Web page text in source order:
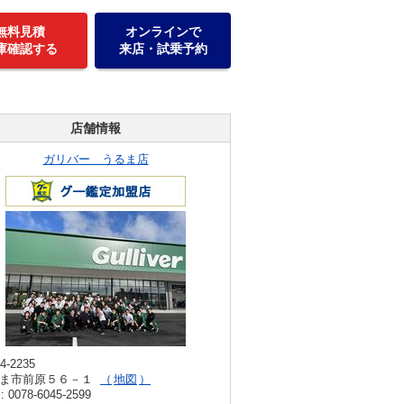
料見積
確認する
オンラインで
来店・試乗予約
店舗情報
ガリバー うるま店
2235
市前原５６－１
地図
0078-6045-2599